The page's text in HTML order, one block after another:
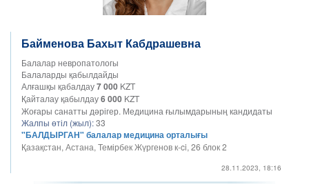
Байменова Бахыт Кабдрашевна
Балалар невропатологы
Балаларды қабылдайды
Алғашқы қабалдау7 000 KZT
Қайталау қабылдау6 000 KZT
Жоғары санатты дәрігер. Медицина ғылымдарының кандидаты
Жалпы өтіл (жыл):33
"БАЛДЫРГАН" балалар медицина орталығы
Қазақстан, Астана, ​Темірбек Жүргенов к-ci, 26 блок 2
28.11.2023, 18:16